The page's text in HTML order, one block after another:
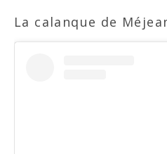
La calanque de